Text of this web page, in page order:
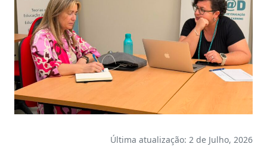
Última atualização: 2 de Julho, 2026